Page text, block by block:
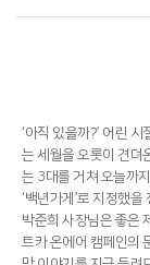
‘아직 있을까?’ 어린
는 세월을 오롯이 견뎌
는 3대를 거쳐 오늘까
‘백년가게’로 지정했
박준희 사장님은 좋은
트카 온에어 캠페인의